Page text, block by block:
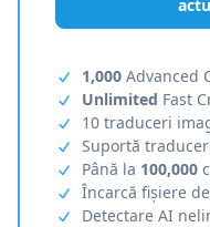
1,000 Advanced
Unlimited Fast
10 traduceri
Suportă
Până la 100,000
Încarcă fișiere
Detectare AI